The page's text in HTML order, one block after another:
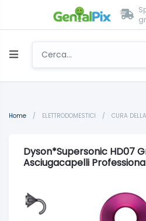
Home / ELETTRODOMESTICI / CURA
Dyson*Supersonic HD07
Asciugacapelli